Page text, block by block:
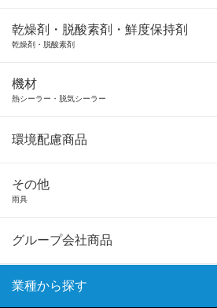
乾燥剤・脱酸素剤・鮮度保持剤
乾燥剤・脱酸素剤
機材
熱シーラー・脱気シーラー
環境配慮商品
その他
雨具
グループ会社商品
業種から探す